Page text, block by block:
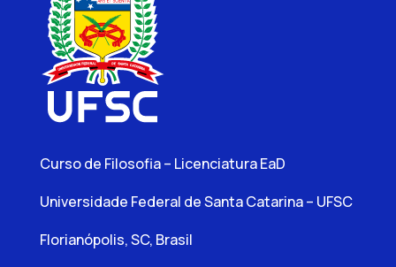
Curso de Filosofia – Licenciatura EaD
Universidade Federal de Santa Catarina – UFSC
Florianópolis, SC, Brasil